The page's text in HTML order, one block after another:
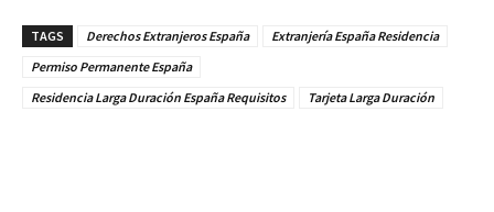
TAGS Derechos Extranjeros España
Extranjería España Residencia
Permiso Permanente España
Residencia Larga Duración España Requisitos
Tarjeta Larga Duración